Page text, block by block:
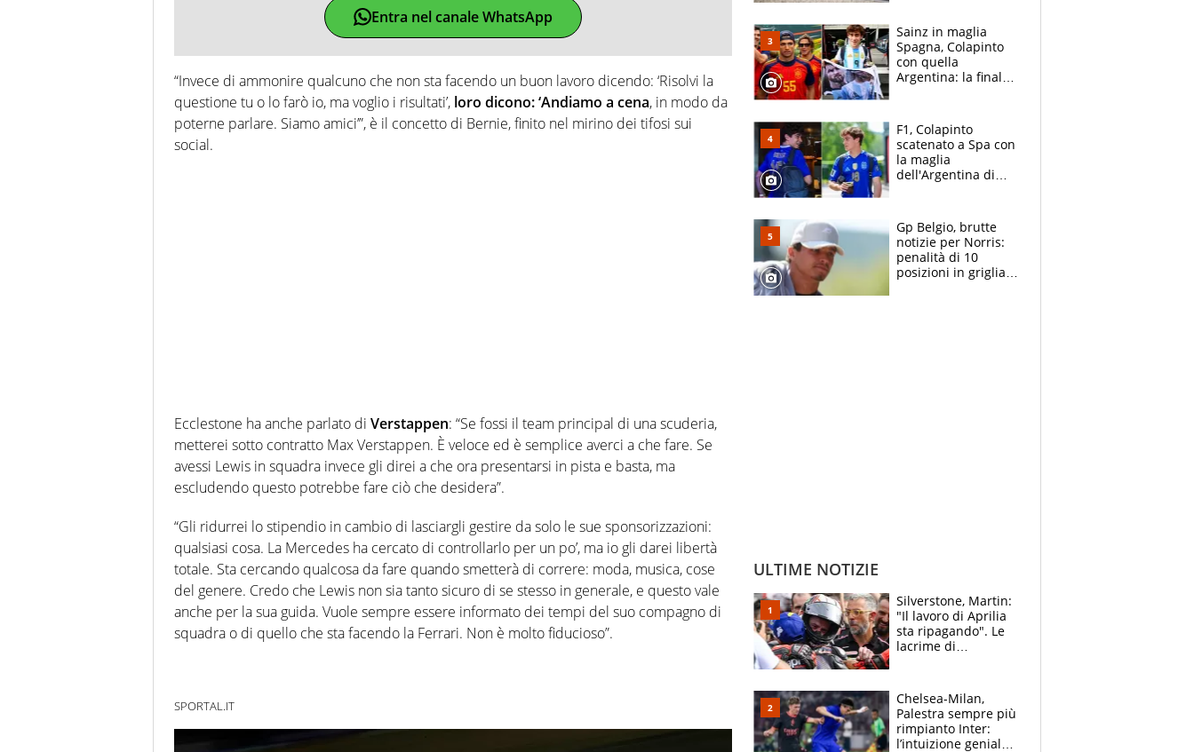
Entra nel canale WhatsApp
“Invece di ammonire qualcuno che non sta facendo un buon lavoro dicendo: ‘Risolvi la
questione tu o lo farò io, ma voglio i risultati’, loro dicono: ‘Andiamo a cena, in modo da
poterne parlare. Siamo amici’”, è il concetto di Bernie, finito nel mirino dei tifosi sui
social.
Ecclestone ha anche parlato di Verstappen: “Se fossi il team principal di una scuderia,
metterei sotto contratto Max Verstappen. È veloce ed è semplice averci a che fare. Se
avessi Lewis in squadra invece gli direi a che ora presentarsi in pista e basta, ma
escludendo questo potrebbe fare ciò che desidera”.
“Gli ridurrei lo stipendio in cambio di lasciargli gestire da solo le sue sponsorizzazioni:
qualsiasi cosa. La Mercedes ha cercato di controllarlo per un po’, ma io gli darei libertà
totale. Sta cercando qualcosa da fare quando smetterà di correre: moda, musica, cose
del genere. Credo che Lewis non sia tanto sicuro di se stesso in generale, e questo vale
anche per la sua guida. Vuole sempre essere informato dei tempi del suo compagno di
squadra o di quello che sta facendo la Ferrari. Non è molto fiducioso”.
SPORTAL.IT
Sainz in maglia
Spagna, Colapinto
con quella
Argentina: la finale
vede l'ora
F1, Colapinto
scatenato a Spa con
la maglia
dell'Argentina di
le parolacce"
Gp Belgio, brutte
notizie per Norris:
penalità di 10
posizioni in griglia,
ULTIME NOTIZIE
Silverstone, Martin:
"Il lavoro di Aprilia
sta ripagando". Le
lacrime di
la gara domani"
Chelsea-Milan,
Palestra sempre più
rimpianto Inter:
l’intuizione geniale